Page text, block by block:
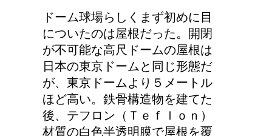
トイレを我慢しちゃダ
メ！女の子の体への影響
とは
5人乗りの車！子供の乗
車人数とチャイルドシー
トのルール
ドーム球場らしくまず初めに目
についたのは屋根だった。開閉
が不可能な高尺ドームの屋根は
日本の東京ドームと同じ形態だ
が、東京ドームより５メートル
ほど高い。鉄骨構造物を建てた
後、テフロン（Ｔｅｆｌｏｎ）
材質の白色半透明膜で屋根を覆